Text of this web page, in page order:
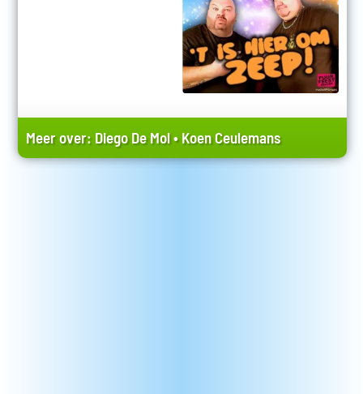
Meer over: Diego De Mol•Koen Ceulemans